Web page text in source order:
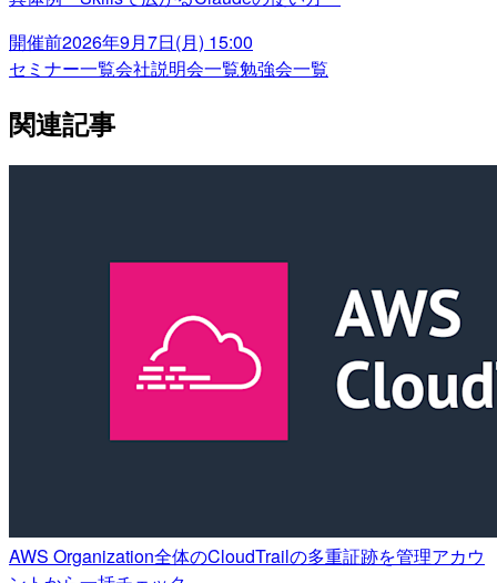
開催前2026年9月7日(月) 15:00
セミナー一覧会社説明会一覧勉強会一覧
関連記事
AWS Organization全体のCloudTrailの多重証跡を管理アカウ